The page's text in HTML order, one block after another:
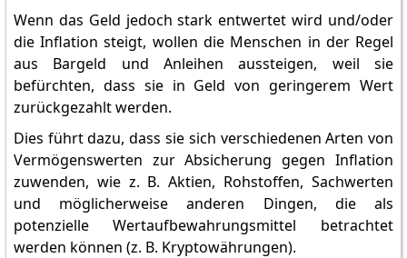
Wenn das Geld jedoch stark entwertet wird und/oder
die Inflation steigt, wollen die Menschen in der Regel
aus Bargeld und Anleihen aussteigen, weil sie
befürchten, dass sie in Geld von geringerem Wert
zurückgezahlt werden.
Dies führt dazu, dass sie sich verschiedenen Arten von
Vermögenswerten zur Absicherung gegen Inflation
zuwenden, wie z. B. Aktien, Rohstoffen, Sachwerten
und möglicherweise anderen Dingen, die als
potenzielle Wertaufbewahrungsmittel betrachtet
werden können (z. B. Kryptowährungen).